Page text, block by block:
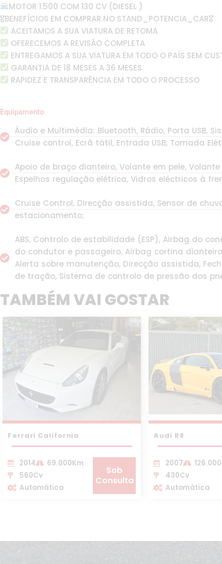
MOTOR 1.500 COM 130 CV (DIESEL )
🎖BENEFÍCIOS EM COMPRAR NO STAND_POTENCIA_CAR🎖
ACEITAMOS A SUA VIATURA DE RETOMA
OFERECEMOS A REVISÃO COMPLETA
ENTREGAMOS A SUA VIATURA EM TODO O PAÍS SEM
GARANTIA DE 18 MESES A 36 MESES
RAPIDEZ E TRANSPARÊNCIA EM TODO O PROCESSO
Equipamento
Áudio e Multimédia: Bluetooth, Rádio, Porta USB,
Cruise control, Ecrã tátil, Entrada USB, Tomada
Apoio de braço dianteiro, Volante em pele,
Espelhos regulação elétrica, Vidros eléctricos à
Cruise Control, Direcção assistida, Sensor de
estacionamento;
ABS, Controlo de estabilidade (ESP), Airbag do
do condutor e passageiro, Airbag cortina
Alerta sobre manutenção, Direcção assistida,
de tração, Sistema de controlo de pressão dos
TAMBÉM VAI GOSTAR
Ferrari California
2014
69.000Km
560Cv
Automática
Sob
Consulta
Audi R8
2007
430Cv
Automática